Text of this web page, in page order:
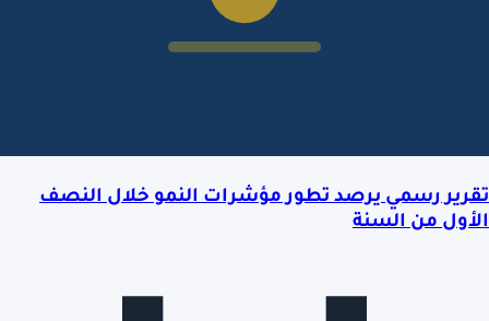
تقرير رسمي يرصد تطور مؤشرات النمو خلال النصف
الأول من السنة